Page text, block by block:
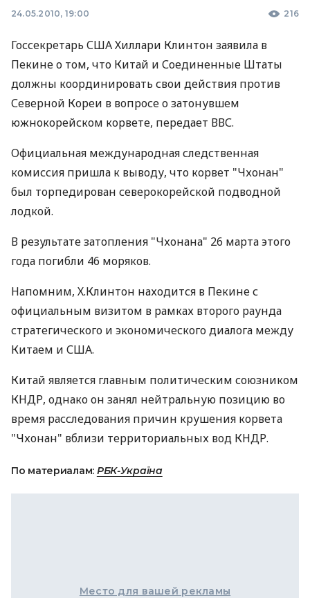
24.05.2010, 19:00 216
Госсекретарь США Хиллари Клинтон заявила в
Пекине о том, что Китай и Соединенные Штаты
должны координировать свои действия против
Северной Кореи в вопросе о затонувшем
южнокорейском корвете, передает ВВС.
Официальная международная следственная
комиссия пришла к выводу, что корвет "Чхонан"
был торпедирован северокорейской подводной
лодкой.
В результате затопления "Чхонана" 26 марта этого
года погибли 46 моряков.
Напомним, Х.Клинтон находится в Пекине с
официальным визитом в рамках второго раунда
стратегического и экономического диалога между
Китаем и США.
Китай является главным политическим союзником
КНДР, однако он занял нейтральную позицию во
время расследования причин крушения корвета
"Чхонан" вблизи территориальных вод КНДР.
По материалам: РБК-Україна
Место для вашей рекламы